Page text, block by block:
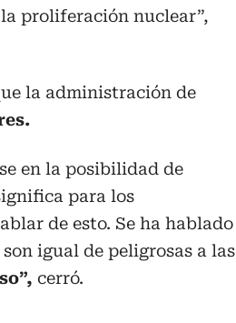
proliferación nuclear”,
la administración de
en la posibilidad de
para los
de esto. Se ha hablado
igual de peligrosas a las
cerró.